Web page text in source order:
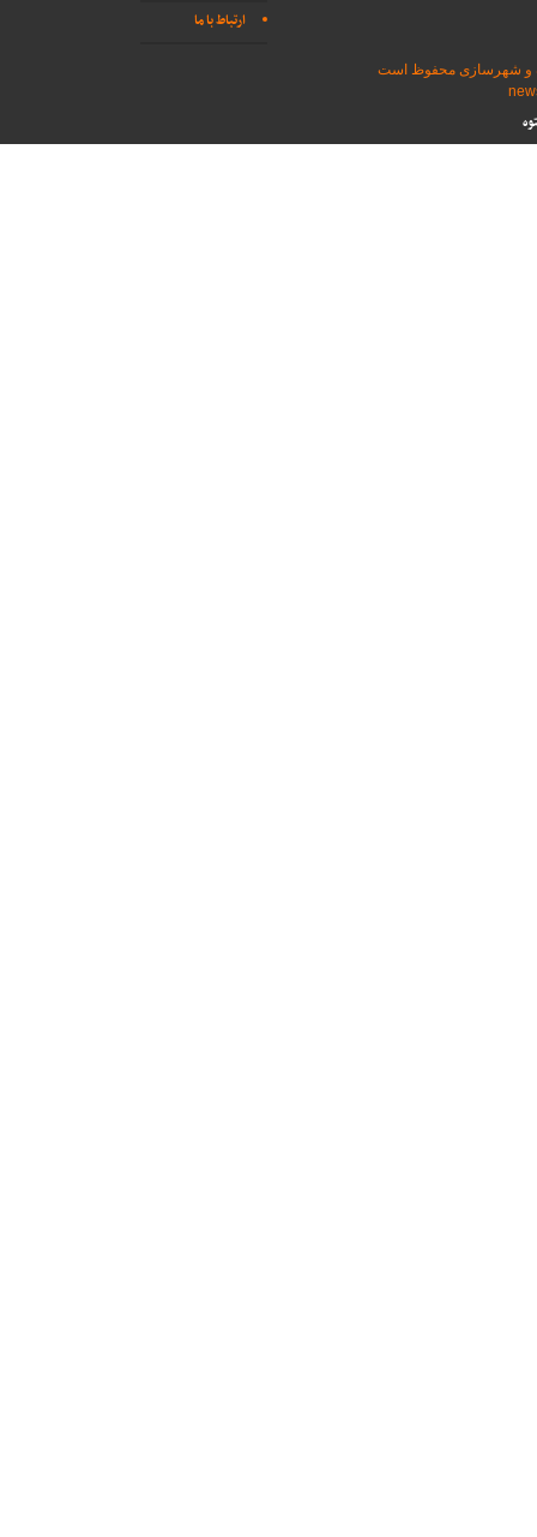
ارتباط با ما
و شهرسازی محفوظ است